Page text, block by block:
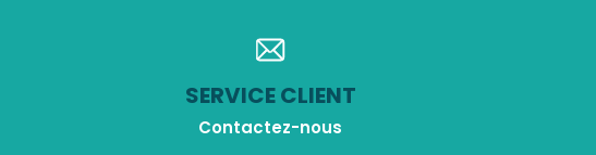
SERVICE CLIENT
Contactez-nous